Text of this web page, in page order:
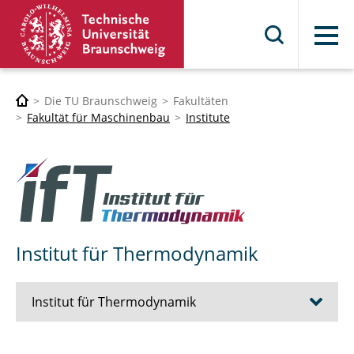
Menü
Die TU Braunschweig
Fakultäten
Fakultät für Maschinenbau
Institute
Institut für Thermodynamik
Institut für Thermodynamik